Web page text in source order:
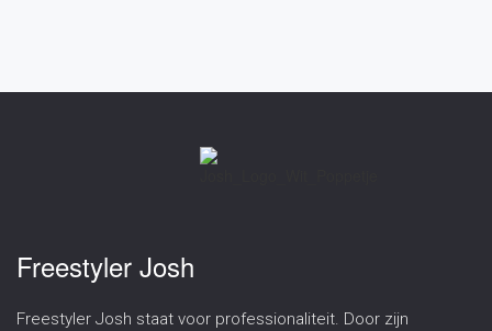
Freestyler Josh
Freestyler Josh staat voor professionaliteit. Door zijn